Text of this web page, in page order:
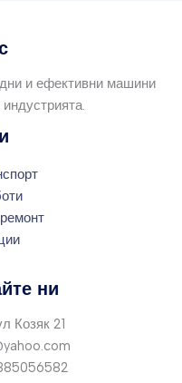
и ефективни машини
ни
Козяк 21